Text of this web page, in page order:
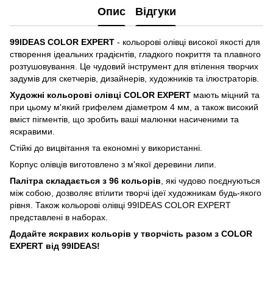
Опис Відгуки
99IDEAS COLOR EXPERT - кольорові олівці високої якості для
створення ідеальних градієнтів, гладкого покриття та плавного
розтушовування. Це чудовий інструмент для втілення творчих
задумів для скетчерів, дизайнерів, художників та ілюстраторів.
Художні кольорові олівці COLOR EXPERT мають міцний та
при цьому м'який грифелем діаметром 4 мм, а також високий
вміст пігментів, що зробить ваші малюнки насиченими та
яскравими.
Стійкі до вицвітання та економні у використанні.
Корпус олівців виготовлено з м'якої деревини липи.
Палітра складається з 96 кольорів , які чудово поєднуються
між собою, дозволяє втілити творчі ідеї художникам будь-якого
рівня. Також кольорові олівці 99IDEAS COLOR EXPERT
представлені в наборах.
Додайте яскравих кольорів у творчість разом з COLOR
EXPERT від 99IDEAS!